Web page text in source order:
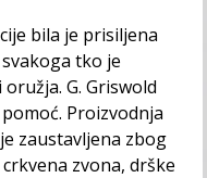
bila je prisiljena
tko je
G. Griswold
Proizvodnja
zaustavljena zbog
zvona, drške